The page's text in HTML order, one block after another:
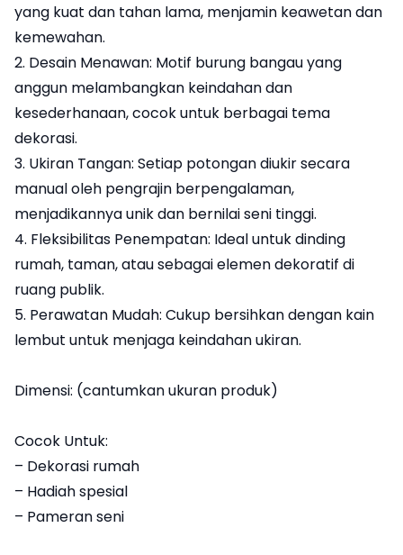
yang kuat dan tahan lama, menjamin keawetan dan
kemewahan.
2. Desain Menawan: Motif burung bangau yang
anggun melambangkan keindahan dan
kesederhanaan, cocok untuk berbagai tema
dekorasi.
3. Ukiran Tangan: Setiap potongan diukir secara
manual oleh pengrajin berpengalaman,
menjadikannya unik dan bernilai seni tinggi.
4. Fleksibilitas Penempatan: Ideal untuk dinding
rumah, taman, atau sebagai elemen dekoratif di
ruang publik.
5. Perawatan Mudah: Cukup bersihkan dengan kain
lembut untuk menjaga keindahan ukiran.
Dimensi: (cantumkan ukuran produk)
Cocok Untuk:
– Dekorasi rumah
– Hadiah spesial
– Pameran seni